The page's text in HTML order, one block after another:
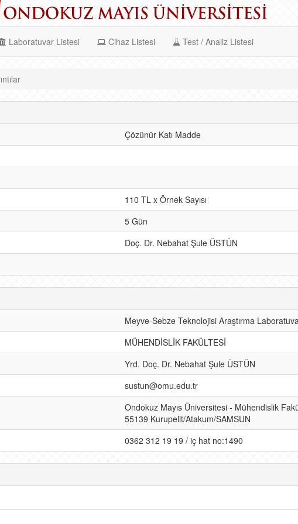
Laboratuvar Listesi Cihaz Listesi Test / Analiz Listesi
Çözünür Katı Madde
110 TL x Örnek Sayısı
5 Gün
Doç. Dr. Nebahat Şule ÜSTÜN
Meyve-Sebze Teknolojisi Araştırma
MÜHENDİSLİK FAKÜLTESİ
Yrd. Doç. Dr. Nebahat Şule ÜSTÜN
sustun@omu.edu.tr
Ondokuz Mayıs Üniversitesi - Mühendislik
55139 Kurupelit/Atakum/SAMSUN
0362 312 19 19 / iç hat no:1490